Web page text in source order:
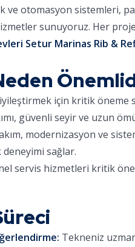
otomasyon sistemleri,
sunuyoruz. Her
Setur Marinas Rib &
için kritik
güvenli seyir ve uzun
modernizasyon ve
sağlar.
servis hizmetleri kritik
Tekneniz